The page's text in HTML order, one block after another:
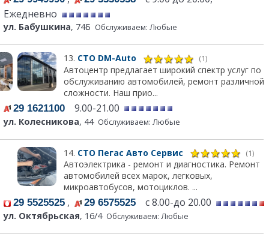
Ежедневно
ул. Бабушкина, 74Б Обслуживаем: Любые
13. СТО DM-Auto (1)
Автоцентр предлагает широкий спектр услуг по
обслуживанию автомобилей, ремонт различной
сложности. Наш прио...
29 1621100 9.00-21.00
ул. Колесникова, 44 Обслуживаем: Любые
14. СТО Пегас Авто Сервис (1)
Автоэлектрика - ремонт и диагностика. Ремонт
автомобилей всех марок, легковых,
микроавтобусов, мотоциклов. ...
29 5525525 , 29 6575525 с 8.00-до 20.00
ул. Октябрьская, 16/4 Обслуживаем: Любые